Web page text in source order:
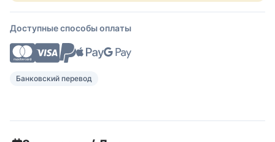
Доступные способы оплаты
Банковский перевод